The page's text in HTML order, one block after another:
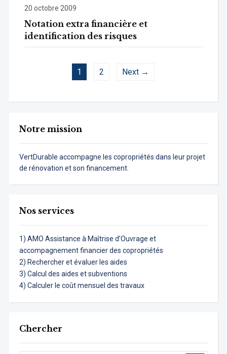
Notre mission
VertDurable accompagne les copropriétés dans leur projet
de rénovation et son financement.
Nos services
1) AMO Assistance à Maîtrise d’Ouvrage et
accompagnement financier des copropriétés
2) Rechercher et évaluer les aides
3) Calcul des aides et subventions
4) Calculer le coût mensuel des travaux
Chercher
20 octobre 2009
Notation extra financière et
identification des risques
1 2 Next →